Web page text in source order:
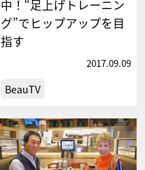
中！“足上げトレーニン
グ”でヒップアップを目
指す
2017.09.09
BeauTV